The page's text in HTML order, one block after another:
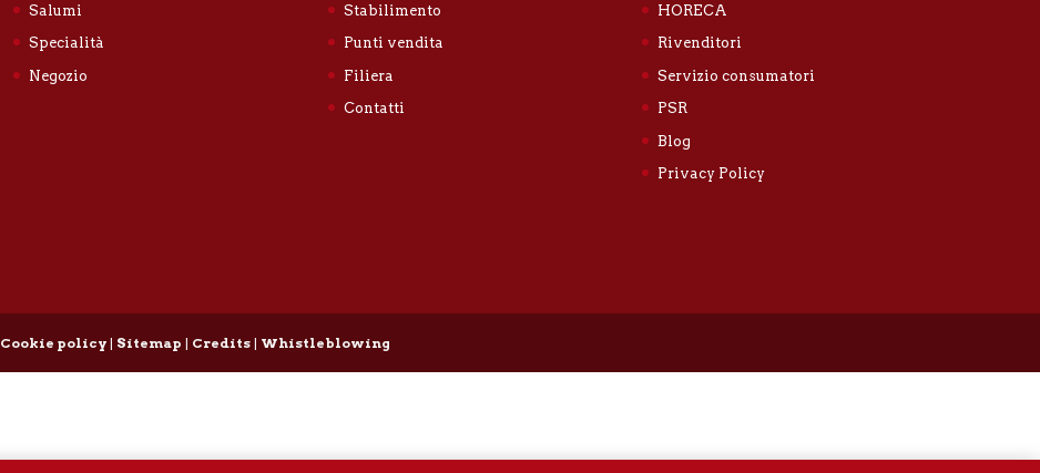
Salumi
Specialità
Negozio
Stabilimento
Punti vendita
Filiera
Contatti
HORECA
Rivenditori
Servizio consumatori
PSR
Blog
Privacy Policy
Cookie policy | Sitemap | Credits | Whistleblowing